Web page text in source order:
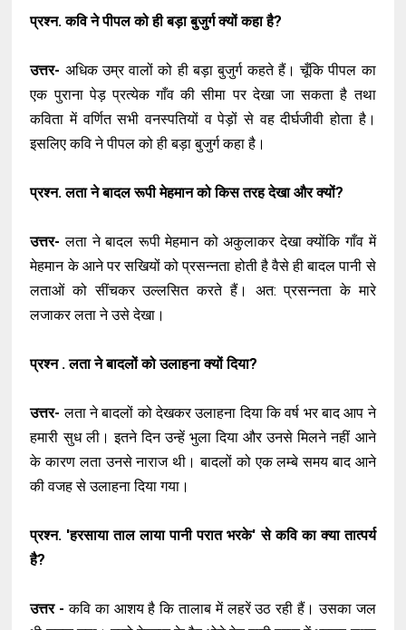
प्रश्न. कवि ने पीपल को ही बड़ा बुजुर्ग क्यों कहा है?
उत्तर- अधिक उम्र वालों को ही बड़ा बुजुर्ग कहते हैं। चूँकि पीपल का
एक पुराना पेड़ प्रत्येक गाँव की सीमा पर देखा जा सकता है तथा
कविता में वर्णित सभी वनस्पतियों व पेड़ों से वह दीर्घजीवी होता है।
इसलिए कवि ने पीपल को ही बड़ा बुजुर्ग कहा है।
प्रश्न. लता ने बादल रूपी मेहमान को किस तरह देखा और क्यों?
उत्तर- लता ने बादल रूपी मेहमान को अकुलाकर देखा क्योंकि गाँव में
मेहमान के आने पर सखियों को प्रसन्नता होती है वैसे ही बादल पानी से
लताओं को सींचकर उल्लसित करते हैं। अत: प्रसन्नता के मारे
लजाकर लता ने उसे देखा।
प्रश्न . लता ने बादलों को उलाहना क्यों दिया?
उत्तर- लता ने बादलों को देखकर उलाहना दिया कि वर्ष भर बाद आप ने
हमारी सुध ली। इतने दिन उन्हें भुला दिया और उनसे मिलने नहीं आने
के कारण लता उनसे नाराज थी। बादलों को एक लम्बे समय बाद आने
की वजह से उलाहना दिया गया।
प्रश्न. 'हरसाया ताल लाया पानी परात भरके' से कवि का क्या तात्पर्य
है?
उत्तर - कवि का आशय है कि तालाब में लहरें उठ रही हैं। उसका जल